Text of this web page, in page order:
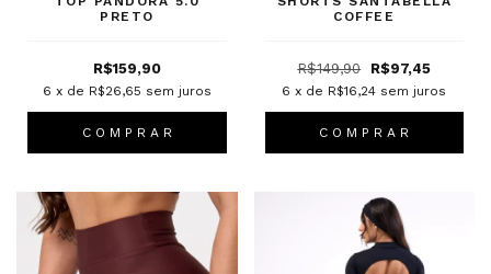
PRETO
R$159,90
6 x de R$26,65 sem juros
C O M P R A R
COFFEE
R$149,90 R$97,45
6 x de R$16,24 sem juros
C O M P R A R